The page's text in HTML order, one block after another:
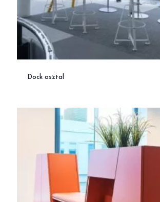
Dock asztal